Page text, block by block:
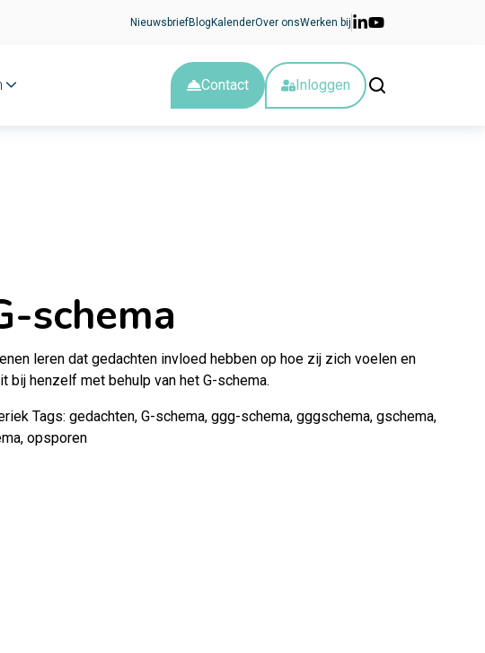
NieuwsbriefBlog KalenderOver onsWerken bij
Contact Inloggen
schema
leren dat gedachten invloed hebben op hoe zij zich voelen en
bij henzelf met behulp van het G-schema.
Tags: gedachten, G-schema, ggg-schema, gggschema, gschema,
, opsporen